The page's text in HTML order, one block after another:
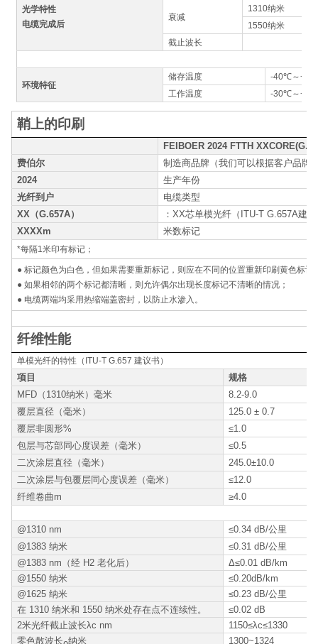
光学特性
电缆完成后
衰减
1310纳米
1550纳米
截止波长
环境特征
储存温度 -40℃～+70
工作温度
-30℃～+60
鞘上的印刷
FEIBOER 2024 FTTH
费伯尔
制造商品牌（我们可以根据客户品牌
2024
生产年份
光纤到户
电缆类型
XX（G.657A）
：XX芯单模光纤（ITU-T G.657A建
XXXXm
米数标记
*每隔1米印有标记；
● 标记颜色为白色，但如果需要重新标记，则应在不同的位置重新印刷黄色标记
● 如果相邻的两个标记都清晰，则允许偶尔出现长度标记不清晰的情况；
● 电缆两端均采用热缩端盖密封，以防止水渗入。
纤维性能
单模光纤的特性（ITU-T G.657 建议书）
项目
规格
MFD（ 1310纳米） 毫米
8.2-9.0
覆层直径（毫米）
125.0 ± 0.7
覆层非圆形%
≤1.0
包层与芯部同心度误差（毫米）
≤0.5
二次涂层直径（毫米）
245.0±10.0
二次涂层与包覆层同心度误差（毫米）
≤12.0
纤维卷曲m
≥4.0
@1310 nm
≤0.34 dB/公里
@1383 纳米
≤0.31 dB/公里
@1383 nm（经 H2 老化后）
Δ≤0.01 dB/km
@1550 纳米
≤0.20dB/km
@1625 纳米
≤0.23 dB/公里
在 1310 纳米和 1550 纳米处存在点不连续性。
≤0.02 dB
2米光纤截止波长λc nm
1150≤λc≤1330
零色散波长 纳米 1300~1324